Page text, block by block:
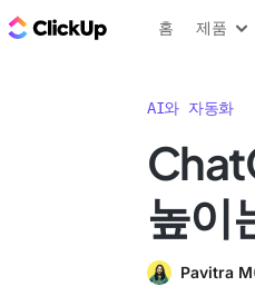
ClickUp 블로그
홈 제품
AI와 자동화
높이
Pavitra M